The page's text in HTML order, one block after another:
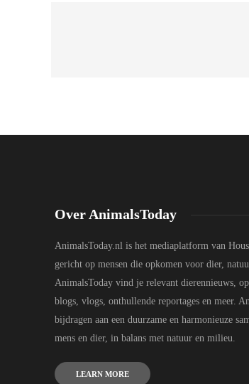
Over AnimalsToday
AnimalsToday.nl is het mediaplatform van
gericht op mensen die opkomen voor dier,
AnimalsToday vind je relevant dierennieuws,
blogs, vlogs, onthullende reportages en meer.
bijdragen aan een duurzame en harmonieuze
mens en dier, in balans met natuur en milieu.
LEARN MORE